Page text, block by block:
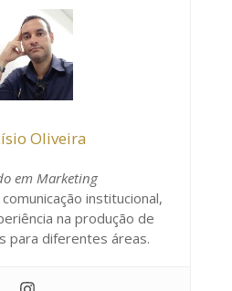
Oliveira
em Marketing
institucional,
na produção de
para diferentes áreas.